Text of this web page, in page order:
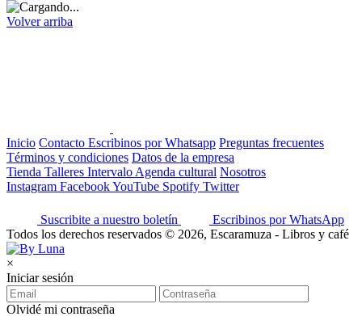
Volver arriba
Inicio Contacto Escribinos por Whatsapp Preguntas frecuentes
Términos y condiciones Datos de la empresa
Tienda Talleres Intervalo Agenda cultural Nosotros
Instagram FacebookYouTube Spotify Twitter
Suscribite a nuestro boletín
Escribinos por WhatsApp
Todos los derechos reservados © 2026, Escaramuza - Libros y café
×
Iniciar sesión
Olvidé mi contraseña